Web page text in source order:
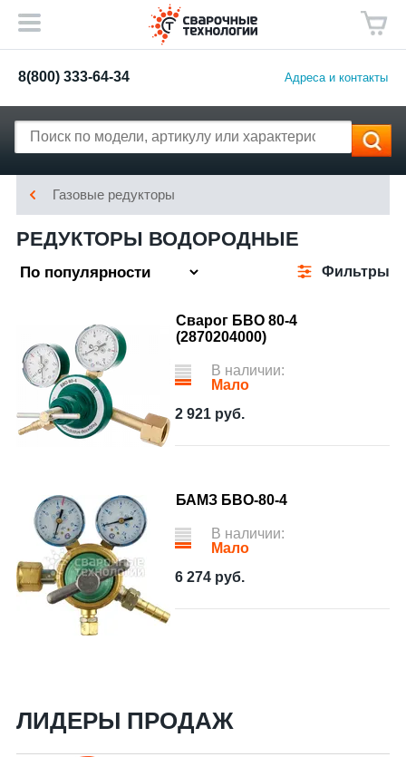
8(800) 333-64-34 Адреса и контакты
Газовые редукторы
РЕДУКТОРЫ ВОДОРОДНЫЕ
Фильтры
Сварог БВО 80-4
(2870204000)
В наличии:
Мало
2 921 руб.
БАМЗ БВО-80-4
В наличии:
Мало
6 274 руб.
ЛИДЕРЫ ПРОДАЖ